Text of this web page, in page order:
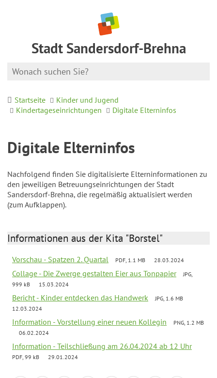
Stadt Sandersdorf-Brehna
Startseite
Kinder und Jugend
Kindertageseinrichtungen
Digitale Elterninfos
Digitale Elterninfos
Nachfolgend finden Sie digitalisierte Elterninformationen zu
den jeweiligen Betreuungseinrichtungen der Stadt
Sandersdorf-Brehna, die regelmäßig aktualisiert werden
(zum Aufklappen).
Informationen aus der Kita "Borstel"
Vorschau - Spatzen 2. Quartal PDF, 1.1 MB 28.03.2024
Collage - Die Zwerge gestalten Eier aus Tonpapier
JPG,
999 kB
15.03.2024
Bericht - Kinder entdecken das Handwerk
JPG, 1.6 MB
12.03.2024
Information - Vorstellung einer neuen Kollegin
PNG, 1.2 MB
06.02.2024
Information - Teilschließung am 26.04.2024 ab 12 Uhr
PDF, 99 kB 29.01.2024